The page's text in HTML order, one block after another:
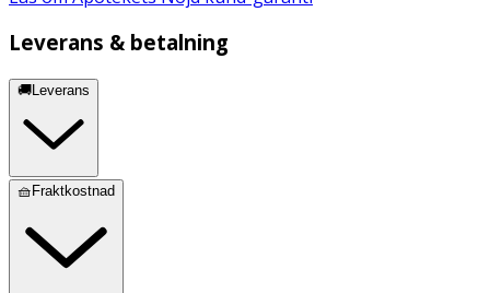
Leverans & betalning
🚚Leverans
🧺Fraktkostnad